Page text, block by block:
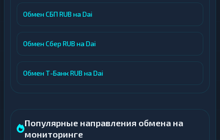
Обмен СБП RUB на Dai
Обмен Сбер RUB на Dai
Обмен Т-Банк RUB на Dai
Популярные направления обмена на
мониторинге